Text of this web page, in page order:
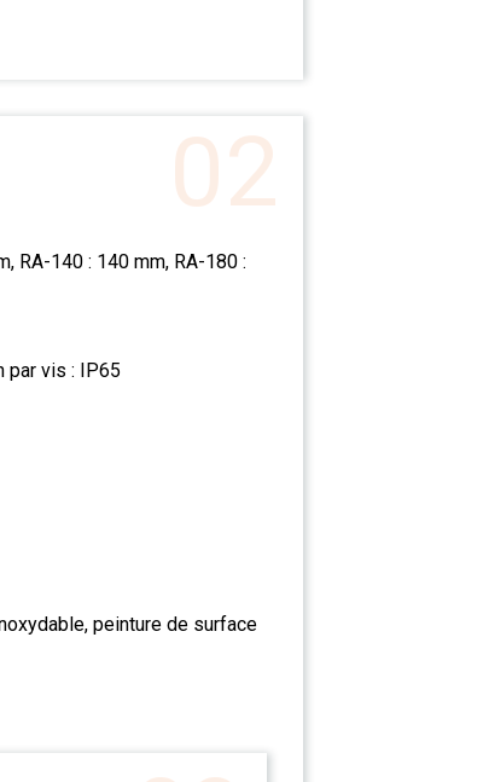
02
RA-140 : 140 mm, RA-180 :
par vis : IP65
peinture de surface